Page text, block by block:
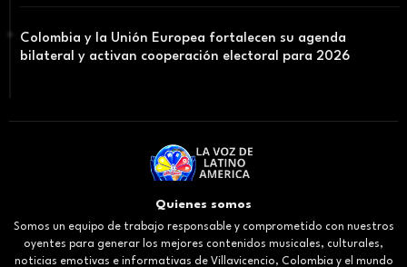
Colombia y la Unión Europea fortalecen su agenda
bilateral y activan cooperación electoral para 2026
Quienes somos
Somos un equipo de trabajo responsable y comprometido con nuestros
oyentes para generar los mejores contenidos musicales, culturales,
noticias emotivas e informativas de Villavicencio, Colombia y el mundo